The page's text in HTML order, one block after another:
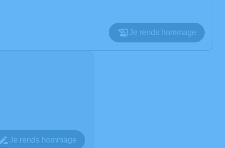
Je rends hommage
Je rends hommage